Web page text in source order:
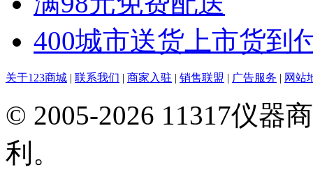
400城市送货上市货到
关于123商城 | 联系我们 | 商家入驻 | 销售联盟 | 广告服务 | 网站
© 2005-2026 11317仪器
利。